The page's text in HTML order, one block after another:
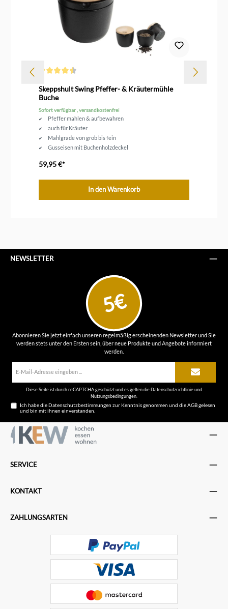
Skeppshult Swing Pfeffer- & Kräutermühle
Buche
Sofort verfügbar , versandkostenfrei
Pfeffer mahlen & aufbewahren
auch für Kräuter
Mahlgrade von grob bis fein
Gusseisen mit Buchenholzdeckel
59,95 €*
In den Warenkorb
NEWSLETTER
5€
Abonnieren Sie jetzt einfach unseren regelmäßig erscheinenden Newsletter und Sie
werden stets unter den Ersten sein, über neue Produkte und Angebote informiert
werden.
Diese Seite ist durch reCAPTCHA geschützt und es gelten dieDatenschutzrichtlinieund
Nutzungsbedingungen
Ich habe dieDatenschutzbestimmungen zur Kenntnis genommen und dieAGBgelesen
und bin mit ihnen einverstanden.
SERVICE
KONTAKT
ZAHLUNGSARTEN